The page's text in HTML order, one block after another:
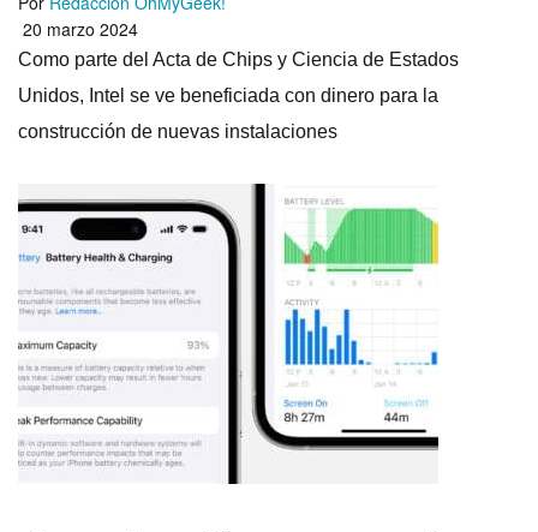
20 marzo 2024
Como parte del Acta de Chips y Ciencia de Estados
Unidos, Intel se ve beneficiada con dinero para la
construcción de nuevas instalaciones